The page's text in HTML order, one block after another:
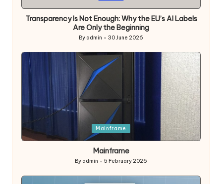
Transparency Is Not Enough: Why the EU’s AI Labels
Are Only the Beginning
Posted
by
By admin 30 June 2026
Posted
in
Mainframe
Mainframe
Posted
By admin 5 February 2026